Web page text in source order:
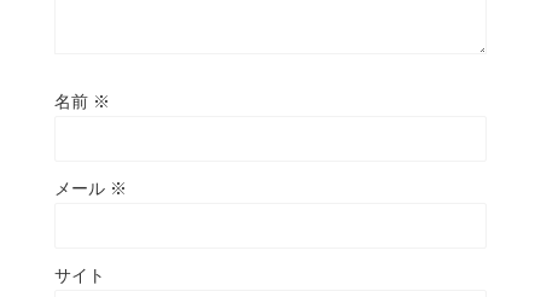
名前 ※
メール ※
サイト